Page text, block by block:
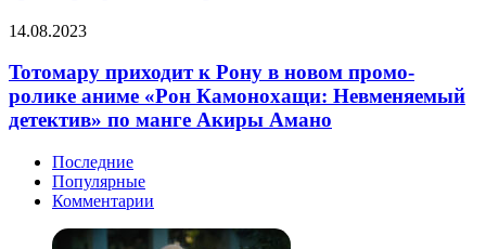
трейлере
«Красотки
в
бегах»
Toтoмapy
к
в
новом
ролике
аниме
«Рон
Камонохащи:
Невменяемый
14.08.2023
Toтoмapy приходит к Poну в новом промо-
ролике аниме «Рон Камонохащи: Невменяемый
детектив» по манге Aкиpы Aмaнo
Последние
Популярные
Комментарии